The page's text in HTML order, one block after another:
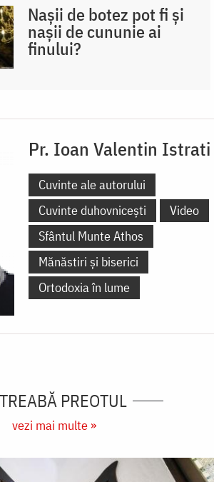
Nașii de botez pot fi și
nașii de cununie ai
finului?
Pr. Ioan Valentin Istrati
Cuvinte ale autorului
Cuvinte duhovnicești
Video
Sfântul Munte Athos
Mănăstiri și biserici
Ortodoxia în lume
PREOTUL
vezi mai multe »